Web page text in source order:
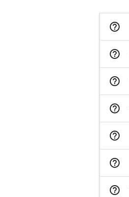
help_outline
help_outline
help_outline
help_outline
help_outline
help_outline
help_outline